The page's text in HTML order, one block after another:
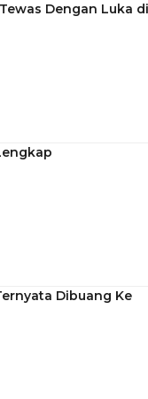
Dengan Luka di
Dibuang Ke